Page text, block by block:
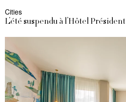
Cities
L’été suspendu à l’Hôtel Président